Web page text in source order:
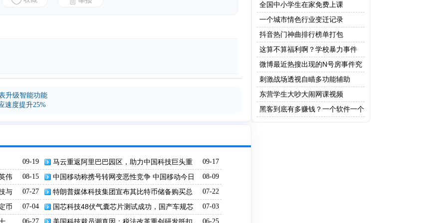
升级智能功能
速度提升25%
09-19 09-17
马云重返阿里巴巴园区，助力中国科技巨头重
振雄风
08-15
伟 08-09
中国移动称携号转网变恶性竞争 中国移动今日
公布 2025 年上半年业绩，实现营运收入 5438 亿元，
股东应占利润 842 亿元，同比增长 5.0%。董事长杨
杰在业绩说明会上表示，下半年面临通信服务收入增
07-27
与 07-22
特朗普媒体科技集团宣布其比特币储备购买总
额已达20亿美元
07-04
币 07-03
国芯科技48伏气囊芯片测试成功，国产车规芯
片再突破
06-27 06-25
全国中小学生在家免费上课
一个城市情色行业变迁记录
抖音热门神曲排行榜单打包
这算不算福利啊？学校暴力事件
微博最近热搜出现的N号房事件究
竟是什么？
刺激战场透视自瞄多功能辅助
东营学生大吵大闹网课视频
黑客到底有多赚钱？一个软件一个
亿！网友：这只是最低级的黑客!